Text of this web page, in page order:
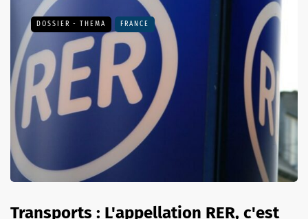
DOSSIER - THEMA FRANCE
Transports : L'appellation RER, c'est